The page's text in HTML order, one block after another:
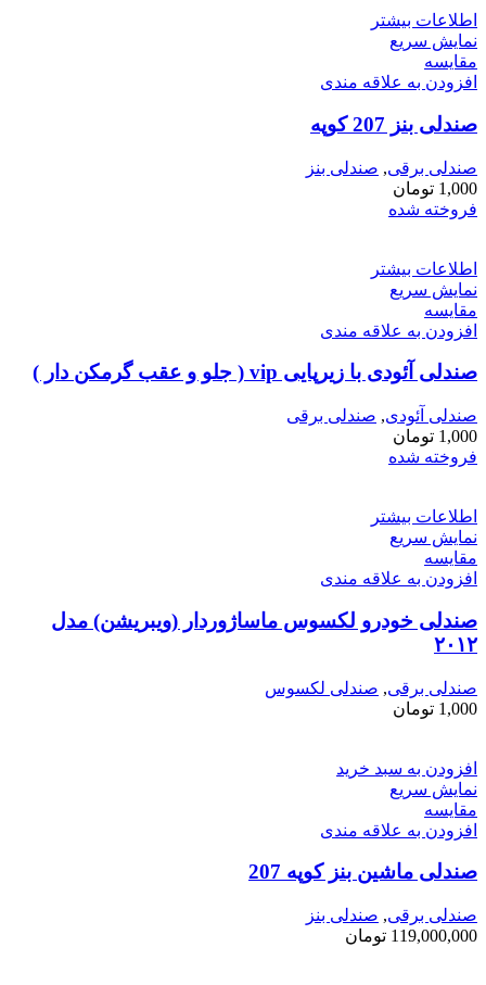
اطلاعات بیشتر
نمایش سریع
مقايسه
افزودن به علاقه مندی
صندلی بنز 207 کوپه
صندلی برقی, صندلی بنز
1,000 تومان
فروخته شده
اطلاعات بیشتر
نمایش سریع
مقايسه
افزودن به علاقه مندی
صندلی آئودی با زیرپایی vip ( جلو و عقب گرمکن دار )
صندلی آئودی, صندلی برقی
1,000 تومان
فروخته شده
اطلاعات بیشتر
نمایش سریع
مقايسه
افزودن به علاقه مندی
صندلی خودرو لکسوس ماساژوردار (ویبریشن) مدل
۲۰۱۲
صندلی برقی, صندلی لکسوس
1,000 تومان
افزودن به سبد خرید
نمایش سریع
مقايسه
افزودن به علاقه مندی
صندلی ماشین بنز کوپه 207
صندلی برقی, صندلی بنز
119,000,000 تومان